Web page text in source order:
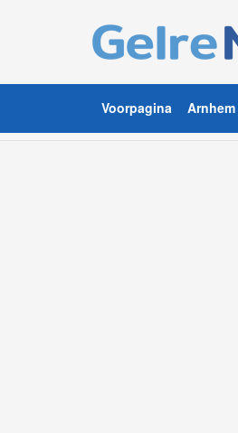
Voorpagina Arnhem